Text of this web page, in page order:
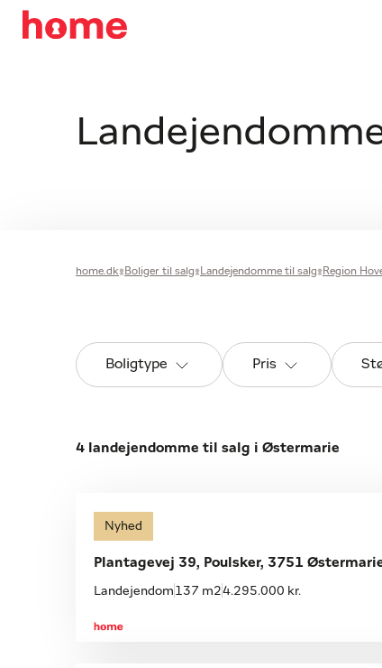
home.dk Boliger til salg Landejendomme til salg Region
Boligtype Pris
4 landejendomme til salg i Østermarie
Nyhed
Plantagevej 39, Poulsker, 3751
Landejendom 137 m24.295.000 kr.